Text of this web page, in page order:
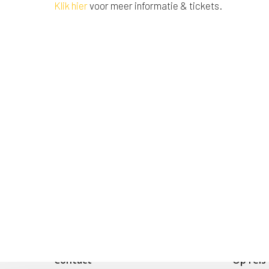
Klik hiervoor meer informatie & tickets.
Contact Op reis